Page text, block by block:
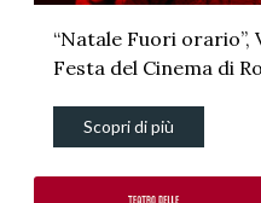
“Natale Fuori orario”,
Festa del Cinema di
Scopri di più